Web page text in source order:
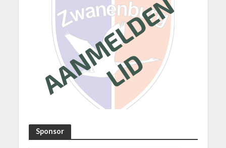
Sponsor